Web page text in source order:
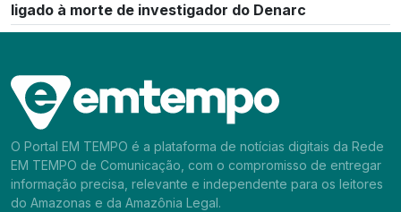
ligado à morte de investigador do Denarc
O Portal EM TEMPO é a plataforma de notícias digitais da Rede
EM TEMPO de Comunicação, com o compromisso de entregar
informação precisa, relevante e independente para os leitores
do Amazonas e da Amazônia Legal.